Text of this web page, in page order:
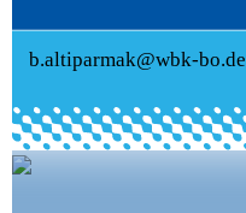
b.altiparmak@wbk-bo.de